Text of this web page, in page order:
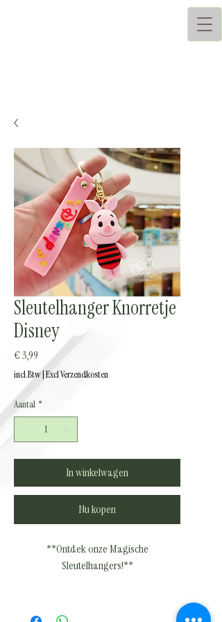
Sleutelhanger Knorretje
Disney
€ 3,99 Prijs
incl.Btw|Excl Verzendkosten
Aantal *
In winkelwagen
Nu kopen
**Ontdek onze Magische
Sleutelhangers!**
onze sleutelhangers, speciaal ontworpen